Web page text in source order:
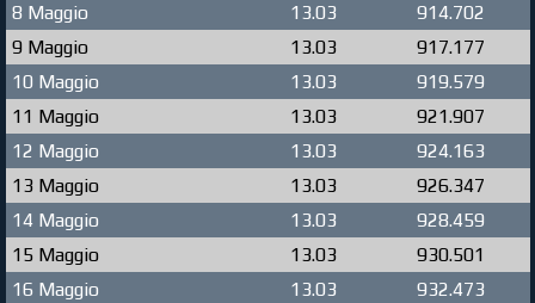
8 Maggio
13.03
914.702
9 Maggio
13.03
917.177
10 Maggio
13.03
919.579
11 Maggio
13.03
921.907
12 Maggio
13.03
924.163
13 Maggio
13.03
926.347
14 Maggio
13.03
928.459
15 Maggio
13.03
930.501
16 Maggio
13.03
932.473